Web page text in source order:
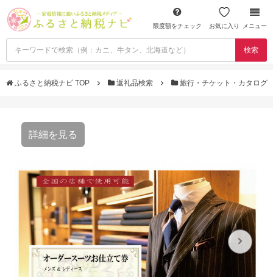
限度額をチェック お気に入り メニュー
検索
ふるさと納税ナビ TOP 返礼品検索 旅行・チケット・カタログ
詳細を見る